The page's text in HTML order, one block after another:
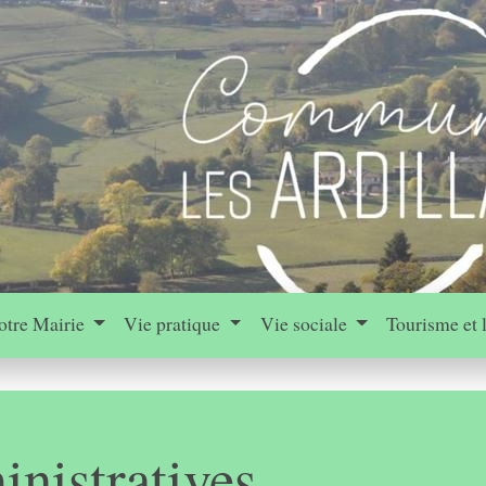
Mairie Vie pratique Vie sociale Tourisme et